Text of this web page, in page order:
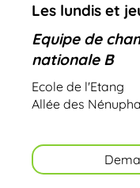
Les lundis et
Equipe de
nationale B
Ecole de l'Etang
Allée des